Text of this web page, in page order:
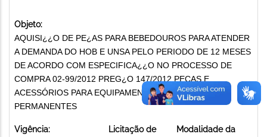
Objeto:
AQUISI¿¿O DE PE¿AS PARA BEBEDOUROS PARA ATENDER
A DEMANDA DO HOB E UNSA PELO PERIODO DE 12 MESES
DE ACORDO COM ESPECIFICA¿¿O NO PROCESSO DE
COMPRA 02-99/2012 PREG¿O 147/2012 PEÇAS E
ACESSÓRIOS PARA EQUIPAMENTOS E MATERIAIS
PERMANENTES
Vigência:
Licitação de
Modalidade da